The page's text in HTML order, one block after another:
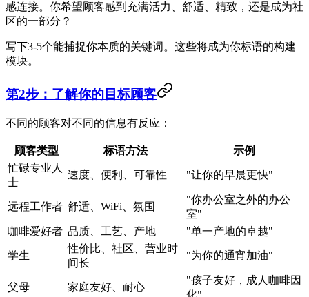
感连接。你希望顾客感到充满活力、舒适、精致，还是成为社
区的一部分？
写下3-5个能捕捉你本质的关键词。这些将成为你标语的构建
模块。
第2步：了解你的目标顾客
不同的顾客对不同的信息有反应：
顾客类型 标语方法
示例
忙碌专业人
士
速度、便利、可靠性 "让你的早晨更快"
远程工作者 舒适、WiFi、氛围
"你办公室之外的办公
室"
咖啡爱好者 品质、工艺、产地 "单一产地的卓越"
学生
性价比、社区、营业时
间长
"为你的通宵加油"
父母 家庭友好、耐心
"孩子友好，成人咖啡因
化"